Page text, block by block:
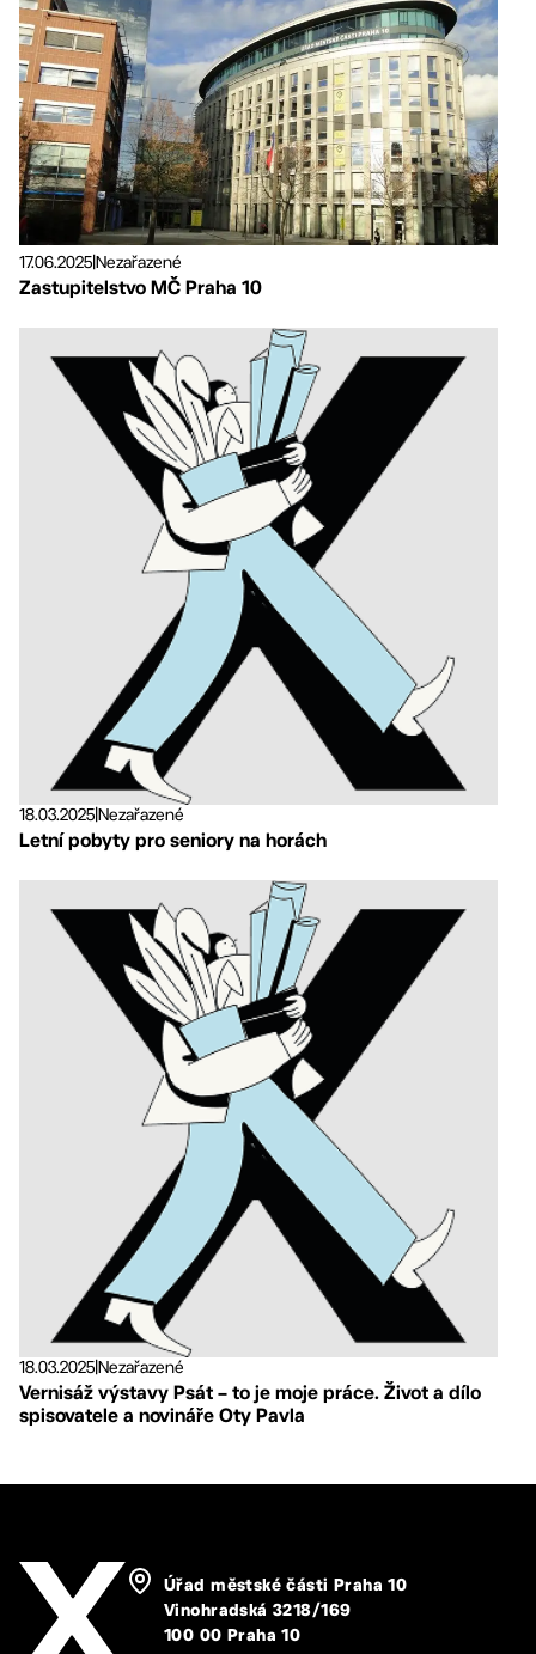
17.06.2025Nezařazené
Zastupitelstvo MČ Praha 10
18.03.2025Nezařazené
Letní pobyty pro seniory na horách
18.03.2025Nezařazené
Vernisáž výstavy Psát – to je moje práce. Život a dílo
spisovatele a novináře Oty Pavla
Úřad městské části Praha 10
Vinohradská 3218/169
100 00 Praha 10